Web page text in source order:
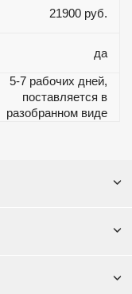
21900 руб.
да
5-7 рабочих дней,
поставляется в
разобранном виде